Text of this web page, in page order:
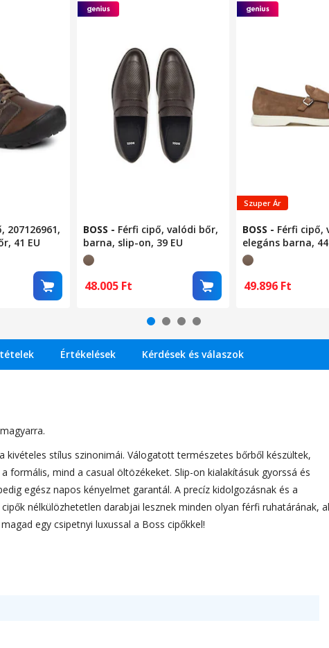
207126961,
41 EU
BOSS - Férfi cipő, valódi bőr,
barna, slip-on, 39 EU
48.005 Ft
Szuper Ár
BOSS - Férfi cipő,
elegáns barna, 44
49.896 Ft
Értékelések Kérdések és válaszok
kivételes stílus szinonimái. Válogatott természetes bőrből készültek,
formális, mind a casual öltözékeket. Slip-on kialakításuk gyorssá és
egész napos kényelmet garantál. A precíz kidolgozásnak és a
nélkülözhetetlen darabjai lesznek minden olyan férfi ruhatárának,
egy csipetnyi luxussal a Boss cipőkkel!